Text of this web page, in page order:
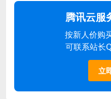
腾讯云服
按新人价购
可联系站长
立